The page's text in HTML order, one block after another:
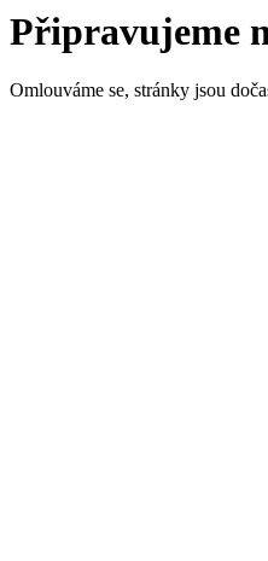
Připravujeme
Omlouváme se, stránky jsou